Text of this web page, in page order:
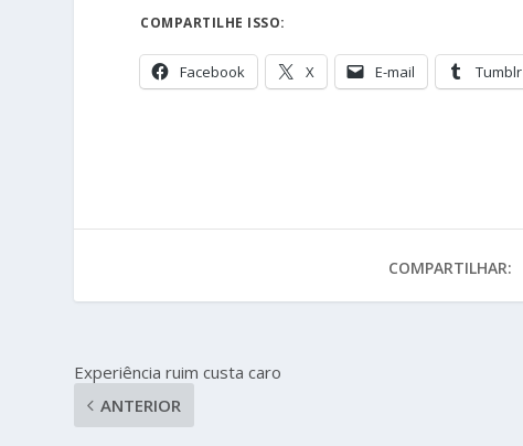
COMPARTILHE ISSO:
Facebook X E-mail Tumblr
COMPARTILHAR:
Experiência ruim custa caro
ANTERIOR